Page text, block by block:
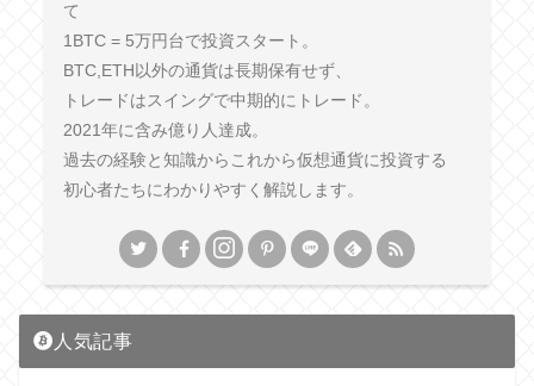
て
1BTC = 5万円台で投資スタート。
BTC,ETH以外の通貨は長期保有せず、
トレードはスイングで中期的にトレード。
2021年に含み億り人達成。
過去の経験と知識からこれから仮想通貨に投資する
初心者たちにわかりやすく解説します。
人気記事